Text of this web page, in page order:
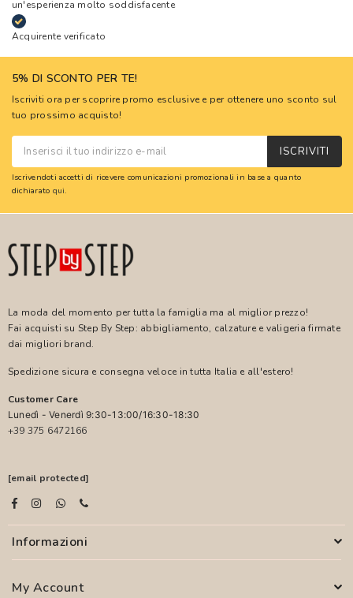
un'esperienza molto soddisfacente
Acquirente verificato
5% DI SCONTO PER TE!
Iscriviti ora per scoprire promo esclusive e per ottenere uno sconto sul
tuo prossimo acquisto!
ISCRIVITI
Iscrivendoti accetti di ricevere comunicazioni promozionali in base a quanto
dichiarato qui.
La moda del momento per tutta la famiglia ma al miglior prezzo!
Fai acquisti su Step By Step: abbigliamento, calzature e valigeria firmate
dai migliori brand.
Spedizione sicura e consegna veloce in tutta Italia e all'estero!
Customer Care
Lunedì - Venerdì 9:30-13:00/16:30-18:30
+39 375 6472166
[email protected]
Informazioni
My Account